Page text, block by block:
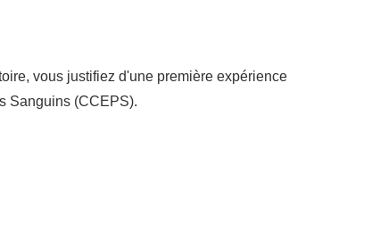
vous justifiez d'une première expérience
Sanguins (CCEPS).